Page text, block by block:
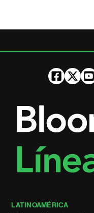
LATINOAMÉRICA